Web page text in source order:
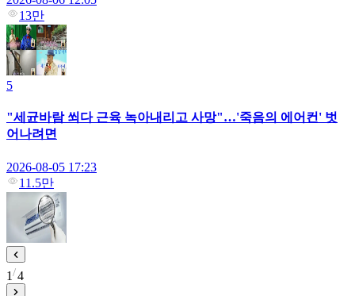
13만
5
"세균바람 쐬다 근육 녹아내리고 사망"…'죽음의 에어컨' 벗
어나려면
2026-08-05 17:23
11.5만
1 4